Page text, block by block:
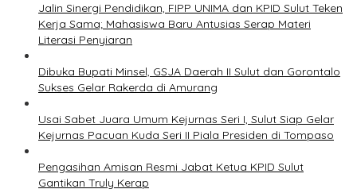
Jalin Sinergi Pendidikan, FIPP UNIMA dan KPID Sulut Teken
Kerja Sama; Mahasiswa Baru Antusias Serap Materi
Literasi Penyiaran
Dibuka Bupati Minsel, GSJA Daerah II Sulut dan Gorontalo
Sukses Gelar Rakerda di Amurang
Usai Sabet Juara Umum Kejurnas Seri I, Sulut Siap Gelar
Kejurnas Pacuan Kuda Seri II Piala Presiden di Tompaso
Pengasihan Amisan Resmi Jabat Ketua KPID Sulut
Gantikan Truly Kerap